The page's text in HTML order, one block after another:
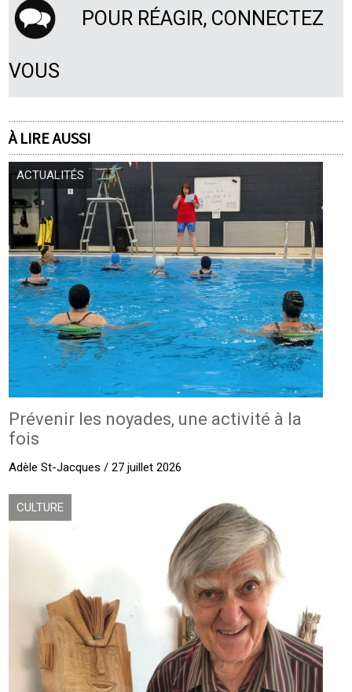
POUR RÉAGIR, CONNECTEZ
VOUS
À LIRE AUSSI
ACTUALITÉS
Prévenir les noyades, une activité à la
fois
Adèle St-Jacques / 27 juillet 2026
CULTURE